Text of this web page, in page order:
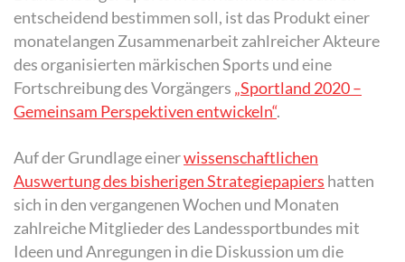
entscheidend bestimmen soll, ist das Produkt einer
monatelangen Zusammenarbeit zahlreicher Akteure
des organisierten märkischen Sports und eine
Fortschreibung des Vorgängers „Sportland 2020 –
Gemeinsam Perspektiven entwickeln“.
Auf der Grundlage einerwissenschaftlichen
Auswertung des bisherigen Strategiepapiers hatten
sich in den vergangenen Wochen und Monaten
zahlreiche Mitglieder des Landessportbundes mit
Ideen und Anregungen in die Diskussion um die